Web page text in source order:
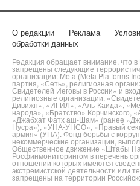
О редакции Реклама
обработки данных
Редакция обращает внимание, что
запрещены следующие
организации: Meta (Meta Platforms
партия, «Сеть», религиозная
Свидетелей Иеговы в России» и
религиозные организации,
Дивижн», «ИГИЛ», «Аль-Каида»,
народа», «Братство» Корчинского,
«Джабхат Фатх аш-Шам» (ранее
Нусра»), «УНА-УНСО», «Правый
армия» (УПА). Фонд борьбы с
некоммерческие организации,
Общественное движение «Штабы
Росфинмониторингом в перечень
отношении которых имеются
экстремистской деятельности или
запрещены на территории